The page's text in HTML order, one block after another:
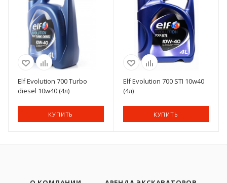
Elf Evolution 700 Turbo
diesel 10w40 (4л)
КУПИТЬ
Elf Evolution 700 STI 10w40
(4л)
КУПИТЬ